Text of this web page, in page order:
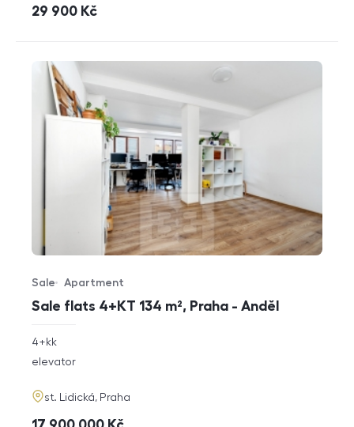
cena
29 900 Kč
Sale flats 4+KT 134 m², Praha - Anděl
Offer type
Sale
Property type
Apartment
rozměry
disposition
4+kk
funkce
elevator
adresa
st. Lidická, Praha
cena